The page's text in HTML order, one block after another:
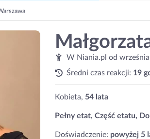
W Niania.pl od
Średni czas reakcji: 19
Kobieta, 54 lata
Pełny etat, Część etatu,
Doświadczenie: powyżej 5